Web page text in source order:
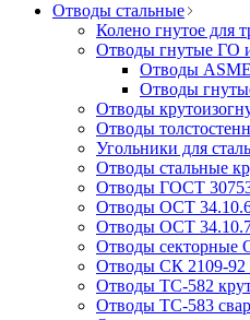
Отводы стальные
Колено гнутое для
Отводы гнутые ГО
Отводы
Отводы
Отводы
Отводы
Угольники для
Отводы стальные
Отводы ГОСТ
Отводы ОСТ
Отводы ОСТ
Отводы секторные
Отводы СК 2109-92
Отводы ТС-582
Отводы ТС-583